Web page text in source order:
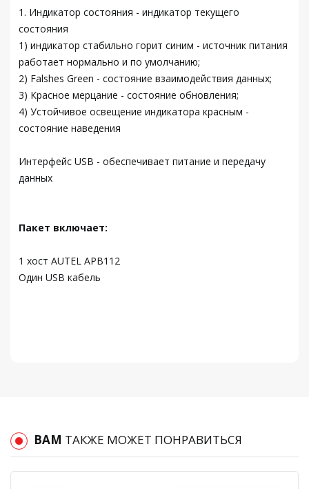
1. Индикатор состояния - индикатор текущего
состояния
1) индикатор стабильно горит синим - источник питания
работает нормально и по умолчанию;
2) Falshes Green - состояние взаимодействия данных;
3) Красное мерцание - состояние обновления;
4) Устойчивое освещение индикатора красным -
состояние наведения
Интерфейс USB - обеспечивает питание и передачу
данных
Пакет включает:
1 хост AUTEL APB112
Один USB кабель
ВАМ ТАКЖЕ МОЖЕТ ПОНРАВИТЬСЯ